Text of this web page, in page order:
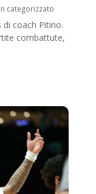
categorizzato
di coach Pitino.
combattute,